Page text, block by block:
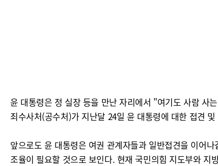
윤 대통령은 정 실장 등을 만난 자리에서 "여기도 사람 사
죄수사처(공수처)가 지난달 24일 윤 대통령에 대한 접견
앞으로도 윤 대통령은 여권 관계자들과 일반접견을 이어
조율이 필요할 것으로 보인다. 현재 국민의힘 지도부와 지